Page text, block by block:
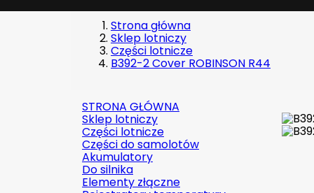
Strona główna
Sklep lotniczy
Części lotnicze
B392-2 Cover ROBINSON R44
STRONA GŁÓWNA
Sklep lotniczy
Części lotnicze
Części do samolotów
Akumulatory
Do silnika
Elementy złączne